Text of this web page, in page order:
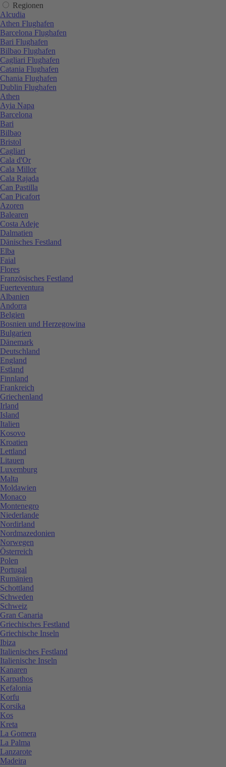
Regionen
Alcudia
Athen Flughafen
Barcelona Flughafen
Bari Flughafen
Bilbao Flughafen
Cagliari Flughafen
Catania Flughafen
Chania Flughafen
Dublin Flughafen
Athen
Ayia Napa
Barcelona
Bari
Bilbao
Bristol
Cagliari
Cala d'Or
Cala Millor
Cala Rajada
Can Pastilla
Can Picafort
Azoren
Balearen
Costa Adeje
Dalmatien
Dänisches Festland
Elba
Faial
Flores
Französisches Festland
Fuerteventura
Albanien
Andorra
Belgien
Bosnien und Herzegowina
Bulgarien
Dänemark
Deutschland
England
Estland
Finnland
Frankreich
Griechenland
Irland
Island
Italien
Kosovo
Kroatien
Lettland
Litauen
Luxemburg
Malta
Moldawien
Monaco
Montenegro
Niederlande
Nordirland
Nordmazedonien
Norwegen
Österreich
Polen
Portugal
Rumänien
Schottland
Schweden
Schweiz
Gran Canaria
Griechisches Festland
Griechische Inseln
Ibiza
Italienisches Festland
Italienische Inseln
Kanaren
Karpathos
Kefalonia
Korfu
Korsika
Kos
Kreta
La Gomera
La Palma
Lanzarote
Madeira